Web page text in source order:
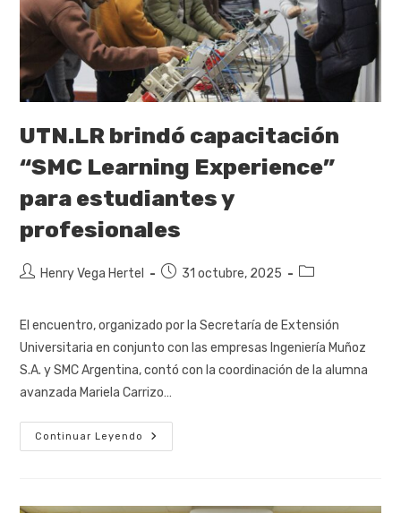
UTN.LR brindó capacitación
“SMC Learning Experience”
para estudiantes y
profesionales
Henry Vega Hertel 31 octubre, 2025
El encuentro, organizado por la Secretaría de Extensión
Universitaria en conjunto con las empresas Ingeniería Muñoz
S.A. y SMC Argentina, contó con la coordinación de la alumna
avanzada Mariela Carrizo…
Continuar Leyendo